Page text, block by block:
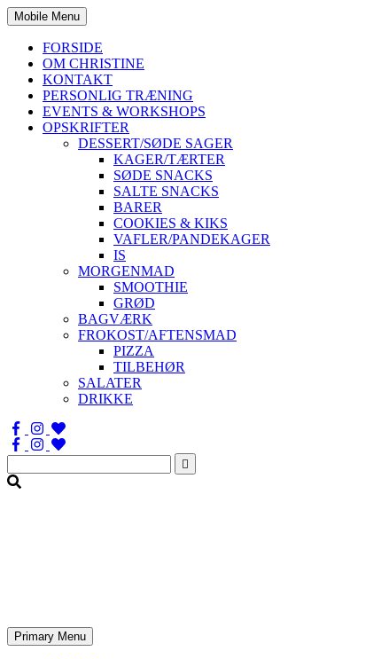
Mobile Menu
FORSIDE
OM CHRISTINE
KONTAKT
PERSONLIG TRÆNING
EVENTS & WORKSHOPS
OPSKRIFTER
DESSERT/SØDE SAGER
KAGER/TÆRTER
SØDE SNACKS
SALTE SNACKS
BARER
COOKIES & KIKS
VAFLER/PANDEKAGER
IS
MORGENMAD
SMOOTHIE
GRØD
BAGVÆRK
FROKOST/AFTENSMAD
PIZZA
TILBEHØR
SALATER
DRIKKE
Søg
efter:
Primary Menu